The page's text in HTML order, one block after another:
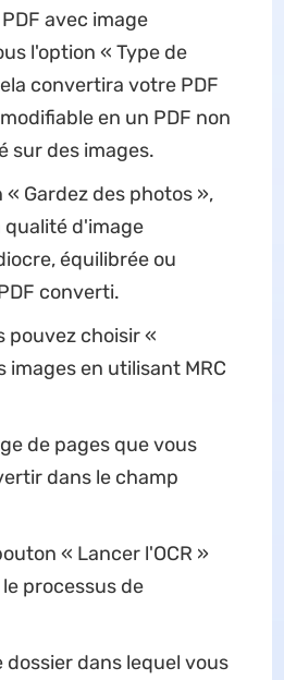
avec image
l'option « Type de
convertira votre PDF
en un PDF non
sur des images.
« Gardez des photos »,
qualité d'image
équilibrée ou
converti.
pouvez choisir «
images en utilisant MRC
de pages que vous
dans le champ
« Lancer l'OCR »
processus de
dossier dans lequel vous